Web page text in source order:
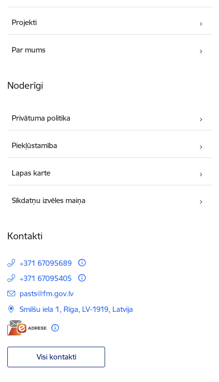
Projekti
Par mums
Noderīgi
Privātuma politika
Piekļūstamība
Lapas karte
Sīkdatņu izvēles maiņa
Kontakti
+371 67095689
+371 67095405
E-pasts:
pasts@fm.gov.lv
Smilšu iela 1, Rīga, LV-1919, Latvija
Visi kontakti